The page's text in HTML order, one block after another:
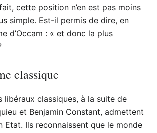
cette position n’en est pas moins
simple. Est-il permis de dire, en
d’Occam : « et donc la plus
classique
libéraux classiques, à la suite de
et Benjamin Constant, admettent
Etat. Ils reconnaissent que le monde